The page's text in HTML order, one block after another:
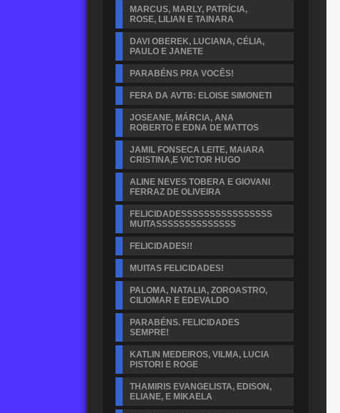
MARCUS, MARLY, PATRÍCIA,
ROSE, LILIAN E TAINARA
DAVI OBEREK, LUCIANA, CÉLIA,
PAULO E JANETE
PARABÉNS PRA VOCÊS!
FERA DA AVTB: ELOISE SIMONETI
JOSEANE, MÁRCIA, ANA
ROBERTO E EDNA DE MATTOS
JAMIL FONSECA LEITE, MAIARA
CRISTINA,E VICTOR HUGO
ALINE NEVES TOBERA E GIOVANI
FERRAZ DE OLIVEIRA
FELICIDADESSSSSSSSSSSSSSSS
MUITASSSSSSSSSSSSSS
FELICIDADES!!
MUITAS FELICIDADES!
PALOMA, NATALIA, ZOROASTRO,
CILIOMAR E EDEVALDO
PARABÉNS. FELICIDADES
SEMPRE!
KATLIN MEDEIROS, VILMA, LUCIA
PISTORI E ROGE
THAMIRIS EVANGELISTA, EDISON,
ELIANE, E MIKAELA